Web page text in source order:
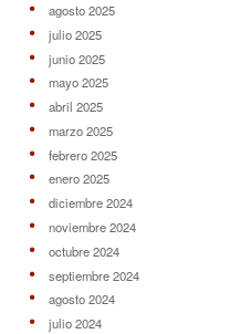
agosto 2025
julio 2025
junio 2025
mayo 2025
abril 2025
marzo 2025
febrero 2025
enero 2025
diciembre 2024
noviembre 2024
octubre 2024
septiembre 2024
agosto 2024
julio 2024